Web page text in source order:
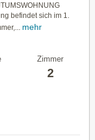
befindet sich im 1.
mehr
Zimmer
2